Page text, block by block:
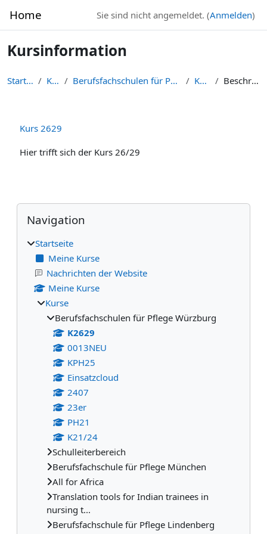
Home Sie sind nicht angemeldet. (Anmelden)
Kursinformation
Startseite Kurse Berufsfachschulen für Pflege Würzburg K2629 Beschreibung
Kurs 2629
Hier trifft sich der Kurs 26/29
Blöcke
Navigation überspringen
Navigation
Startseite
Meine Kurse
Nachrichten der Website
Meine Kurse
Kurse
Berufsfachschulen für Pflege Würzburg
K2629
0013NEU
KPH25
Einsatzcloud
2407
23er
PH21
K21/24
Schulleiterbereich
Berufsfachschule für Pflege München
All for Africa
Translation tools for Indian trainees in
nursing t...
Berufsfachschule für Pflege Lindenberg